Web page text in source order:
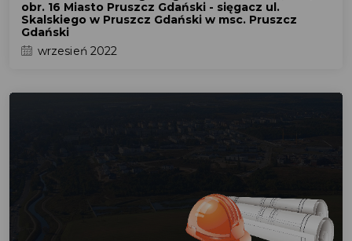
obr. 16 Miasto Pruszcz Gdański - sięgacz ul.
Skalskiego w Pruszcz Gdański w msc. Pruszcz
Gdański
wrzesień 2022